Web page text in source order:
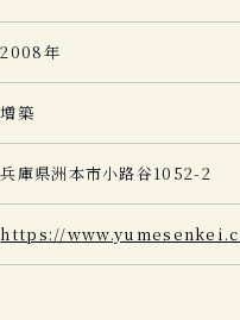
2008年
増築
兵庫県洲本市小路谷1052-2
https://